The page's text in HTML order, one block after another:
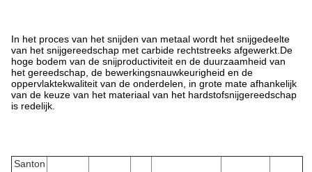
In het proces van het snijden van metaal wordt het snijgedeelte
van het snijgereedschap met carbide rechtstreeks afgewerkt.De
hoge bodem van de snijproductiviteit en de duurzaamheid van
het gereedschap, de bewerkingsnauwkeurigheid en de
oppervlaktekwaliteit van de onderdelen, in grote mate afhankelijk
van de keuze van het materiaal van het hardstofsnijgereedschap
is redelijk.
Santon